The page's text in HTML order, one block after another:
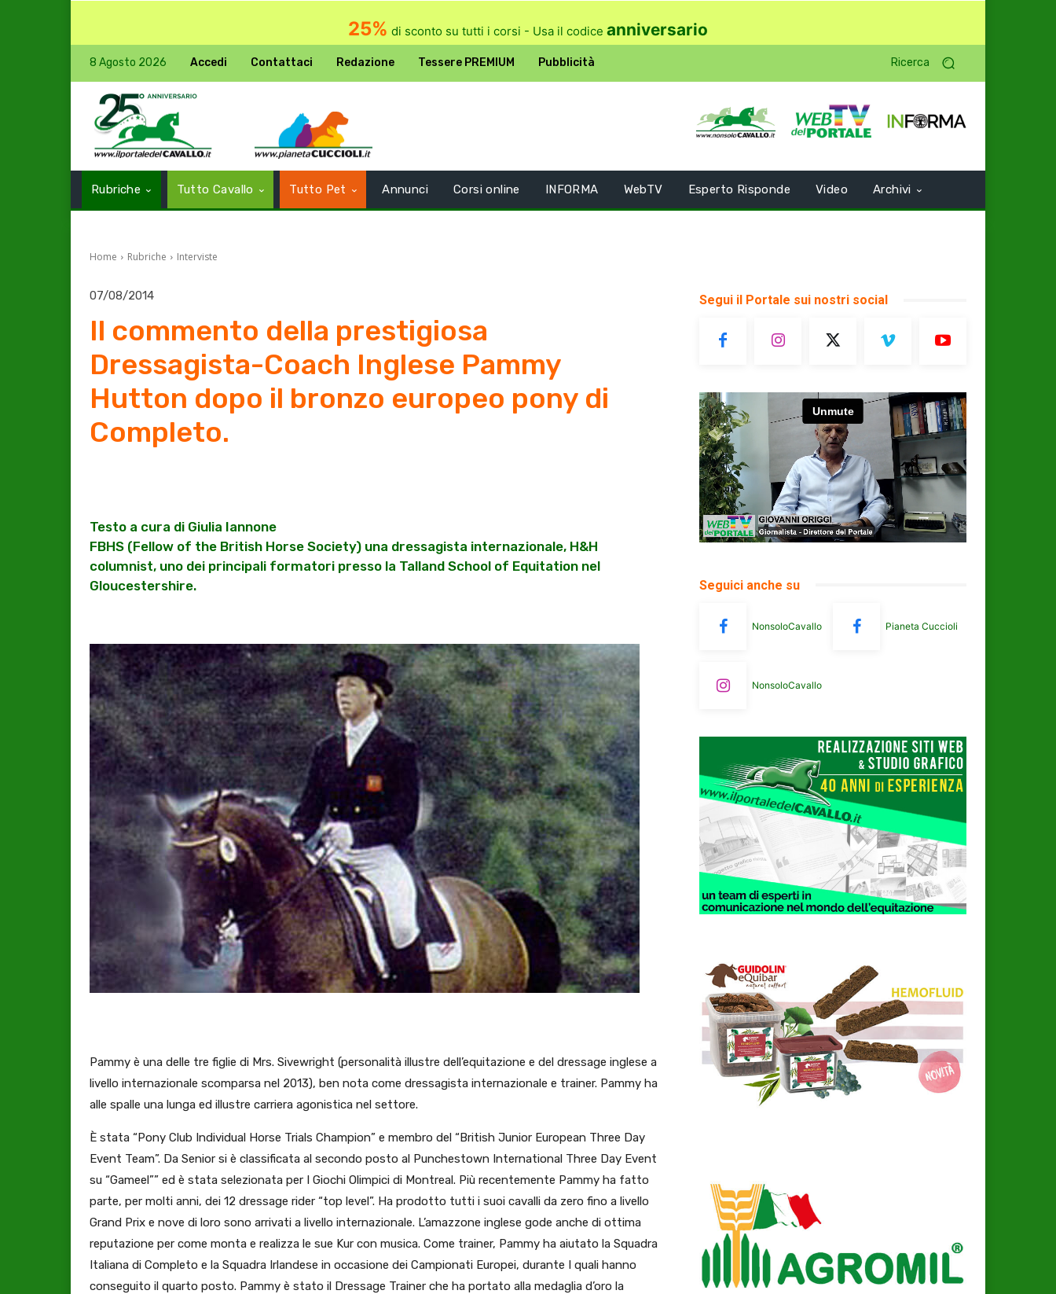
25% di sconto su tutti i corsi - Usa il codice anniversario
8 Agosto 2026 Accedi Contattaci Redazione Tessere PREMIUM Pubblicità Ricerca
Rubriche Tutto Cavallo Tutto Pet Annunci Corsi online INFORMA WebTV Esperto Risponde Video Archivi
Home Rubriche Interviste
07/08/2014
Il commento della prestigiosa
Dressagista-Coach Inglese Pammy
Hutton dopo il bronzo europeo pony di
Completo.
Testo a cura di Giulia Iannone
FBHS (Fellow of the British Horse Society) una dressagista internazionale, H&H
columnist, uno dei principali formatori presso la Talland School of Equitation nel
Gloucestershire.
Pammy è una delle tre figlie di Mrs. Sivewright (personalità illustre dell’equitazione e del dressage inglese a
livello internazionale scomparsa nel 2013), ben nota come dressagista internazionale e trainer. Pammy ha
alle spalle una lunga ed illustre carriera agonistica nel settore.
È stata “Pony Club Individual Horse Trials Champion” e membro del “British Junior European Three Day
Event Team”. Da Senior si è classificata al secondo posto al Punchestown International Three Day Event
su “Gameel”” ed è stata selezionata per I Giochi Olimpici di Montreal. Più recentemente Pammy ha fatto
parte, per molti anni, dei 12 dressage rider “top level”. Ha prodotto tutti i suoi cavalli da zero fino a livello
Grand Prix e nove di loro sono arrivati a livello internazionale. L’amazzone inglese gode anche di ottima
reputazione per come monta e realizza le sue Kur con musica. Come trainer, Pammy ha aiutato la Squadra
Italiana di Completo e la Squadra Irlandese in occasione dei Campionati Europei, durante I quali hanno
conseguito il quarto posto. Pammy è stato il Dressage Trainer che ha portato alla medaglia d’oro la
Segui il Portale sui nostri social
Seguici anche su
NonsoloCavallo Pianeta Cuccioli
NonsoloCavallo